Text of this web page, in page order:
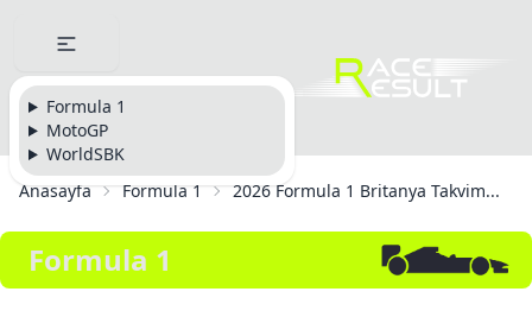
Formula 1
MotoGP
WorldSBK
Anasayfa
Formula 1 2026 Formula 1 Britanya Takvim...
Formula 1